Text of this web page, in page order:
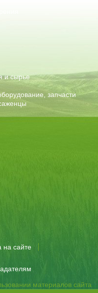
и сырье
запчасти
на сайте
материалов сайта